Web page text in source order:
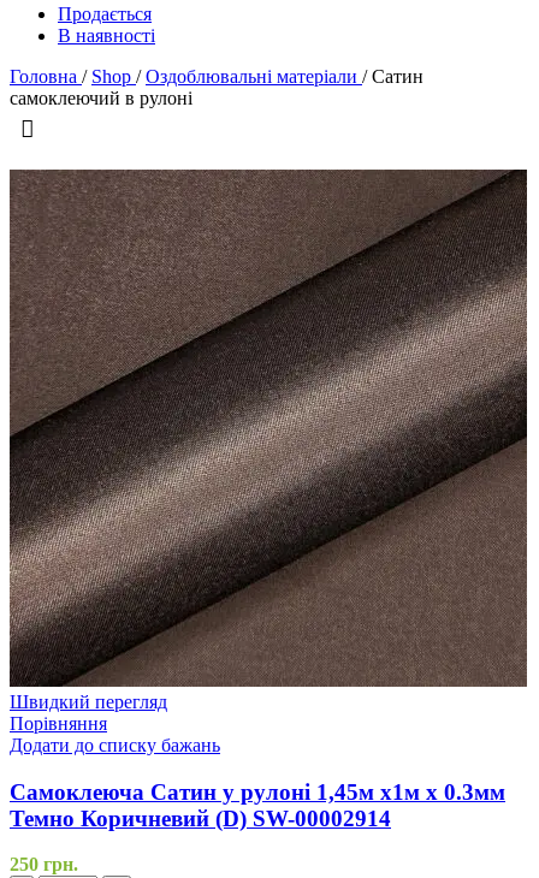
Продається
В наявності
Головна / Shop / Оздоблювальні матеріали / Сатин
самоклеючий в рулоні
Швидкий перегляд
Порівняння
Додати до списку бажань
Самоклеюча Сатин у рулоні 1,45м х1м х 0.3мм
Темно Коричневий (D) SW-00002914
250 грн.